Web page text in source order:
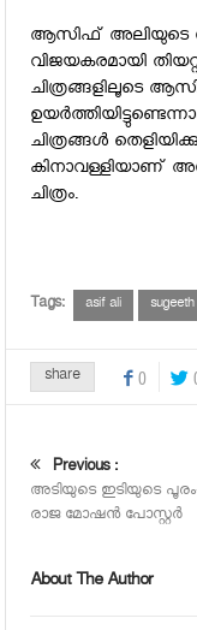
ആസിഫ് അലിയുടെ
വിജയകരമായി
ചിത്രങ്ങളിലൂടെ
ചിത്രങ്ങള്‍
കിനാവള്ളിയാണ്
ചിത്രം.
Tags: asif ali sugeeth
share 0
Previous :
അടിയുടെ ഇടിയുടെ
രാജ മോഷന്‍ പോസ്റ്റര്‍
About The Author